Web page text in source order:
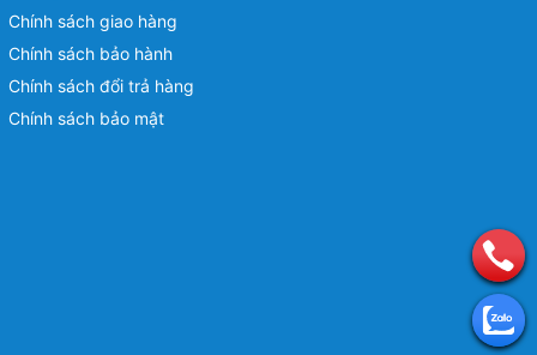
Chính sách giao hàng
Chính sách bảo hành
Chính sách đổi trả hàng
Chính sách bảo mật